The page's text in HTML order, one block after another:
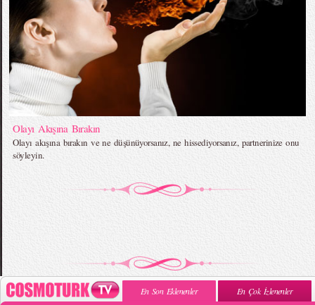
Olayı Akışına Bırakın
Olayı akışına bırakın ve ne düşünüyorsanız, ne hissediyorsanız, partnerinize onu
söyleyin.
En Son Eklenenler En Çok İzlenenler